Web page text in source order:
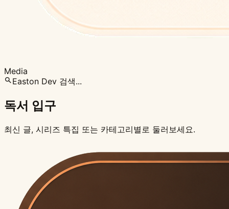
Media
Easton Dev 검색...
독서 입구
최신 글, 시리즈 특집 또는 카테고리별로 둘러보세요.